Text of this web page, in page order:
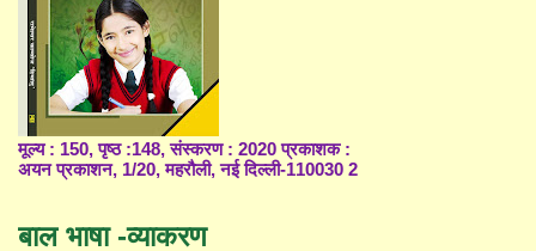
मूल्य : 150, पृष्ठ :148, संस्करण : 2020 प्रकाशक :
अयन प्रकाशन, 1/20, महरौली, नई दिल्ली-110030 2
बाल भाषा -व्याकरण